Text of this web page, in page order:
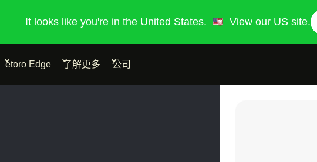
It looks like you're in the United States. View our US site.
etoro Edge 了解更多 公司